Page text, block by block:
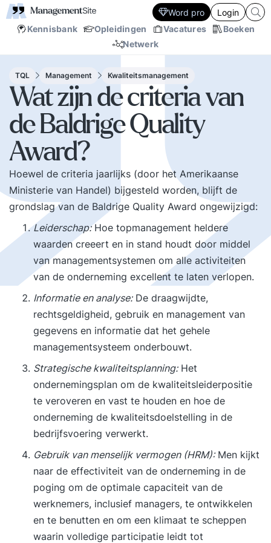
Kennisbank Opleidingen Vacatures
Boeken
Netwerk
Word pro Login
TQL Management Kwaliteitsmanagement
Wat zijn de criteria van
de Baldrige Quality
Award?
Hoewel de criteria jaarlijks (door het Amerikaanse
Ministerie van Handel) bijgesteld worden, blijft de
grondslag van de Baldrige Quality Award ongewijzigd:
Leiderschap:Hoe topmanagement heldere
waarden creeert en in stand houdt door middel
van managementsystemen om alle activiteiten
van de onderneming excellent te laten verlopen.
Informatie en analyse:De draagwijdte,
rechtsgeldigheid, gebruik en management van
gegevens en informatie dat het gehele
managementsysteem onderbouwt.
Strategische kwaliteitsplanning:Het
ondernemingsplan om de kwaliteitsleiderpositie
te veroveren en vast te houden en hoe de
onderneming de kwaliteitsdoelstelling in de
bedrijfsvoering verwerkt.
Gebruik van menselijk vermogen (HRM):Men kijkt
naar de effectiviteit van de onderneming in de
poging om de optimale capaciteit van de
werknemers, inclusief managers, te ontwikkelen
en te benutten en om een klimaat te scheppen
waarin volledige participatie leidt tot